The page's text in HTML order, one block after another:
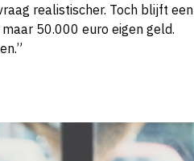
realistischer. Toch blijft een
50.000 euro eigen geld.